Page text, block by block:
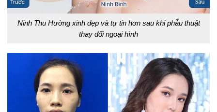
Ninh Thu Hường xinh đẹp và tự tin hơn sau khi phẫu thuật
thay đổi ngoại hình